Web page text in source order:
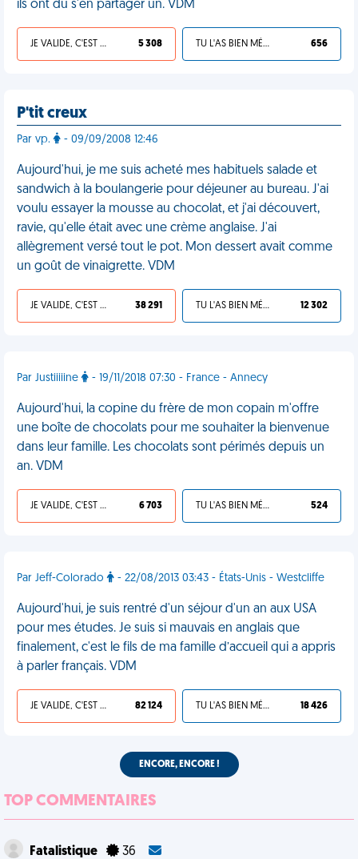
ils ont dû s'en partager un. VDM
JE VALIDE, C'EST UNE VDM 5 308 TU L'AS BIEN MÉRITÉ 656
P'tit creux
Par vp. - 09/09/2008 12:46
Aujourd'hui, je me suis acheté mes habituels salade et
sandwich à la boulangerie pour déjeuner au bureau. J'ai
voulu essayer la mousse au chocolat, et j'ai découvert,
ravie, qu'elle était avec une crème anglaise. J'ai
allègrement versé tout le pot. Mon dessert avait comme
un goût de vinaigrette. VDM
JE VALIDE, C'EST UNE VDM 38 291 TU L'AS BIEN MÉRITÉ 12 302
Par Justiiiiine - 19/11/2018 07:30 - France - Annecy
Aujourd'hui, la copine du frère de mon copain m'offre
une boîte de chocolats pour me souhaiter la bienvenue
dans leur famille. Les chocolats sont périmés depuis un
an. VDM
JE VALIDE, C'EST UNE VDM 6 703 TU L'AS BIEN MÉRITÉ 524
Par Jeff-Colorado - 22/08/2013 03:43 - États-Unis - Westcliffe
Aujourd'hui, je suis rentré d'un séjour d'un an aux USA
pour mes études. Je suis si mauvais en anglais que
finalement, c'est le fils de ma famille d’accueil qui a appris
à parler français. VDM
JE VALIDE, C'EST UNE VDM 82 124 TU L'AS BIEN MÉRITÉ 18 426
ENCORE, ENCORE !
TOP COMMENTAIRES
Fatalistique 36